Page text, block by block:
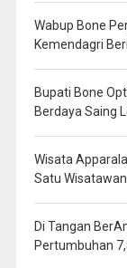
Wabup Bone
Kemendagri
Bupati Bone
Berdaya Saing
Wisata
Satu
Di Tangan
Pertumbuhan